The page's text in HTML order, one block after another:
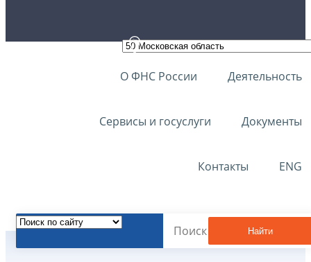
О ФНС России Деятельность
Сервисы и госуслуги Документы
Контакты ENG
Найти